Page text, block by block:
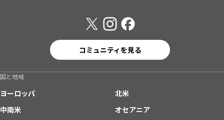
コミュニティを見る
国と地域
ヨーロッパ
北米
中南米
オセアニア